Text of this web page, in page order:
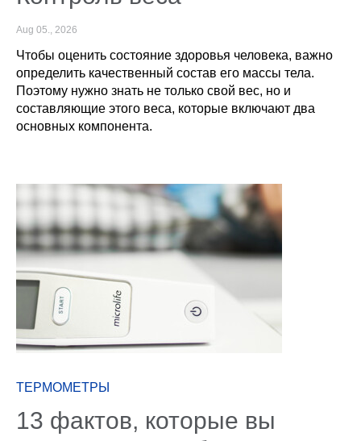
Aug 05., 2026
Чтобы оценить состояние здоровья человека, важно
определить качественный состав его массы тела.
Поэтому нужно знать не только свой вес, но и
составляющие этого веса, которые включают два
основных компонента.
ТЕРМОМЕТРЫ
13 фактов, которые вы